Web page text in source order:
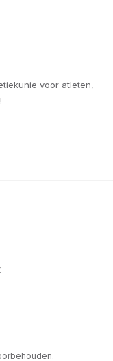
voor atleten,